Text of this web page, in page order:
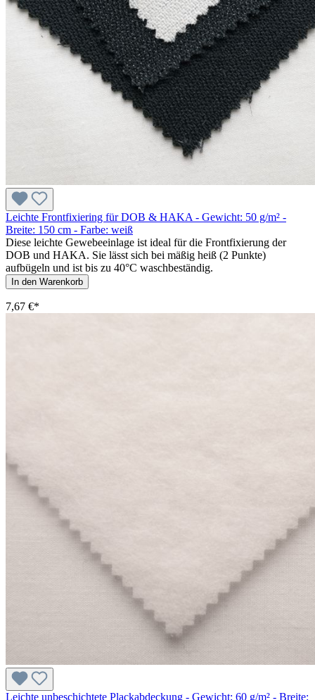
Leichte Frontfixiering für DOB & HAKA - Gewicht: 50 g/m² -
Breite: 150 cm - Farbe: weiß
Diese leichte Gewebeeinlage ist ideal für die Frontfixierung der
DOB und HAKA. Sie lässt sich bei mäßig heiß (2 Punkte)
aufbügeln und ist bis zu 40°C waschbeständig.
In den Warenkorb
7,67 €*
Leichte unbeschichtete Plackabdeckung - Gewicht: 60 g/m² - Breite: